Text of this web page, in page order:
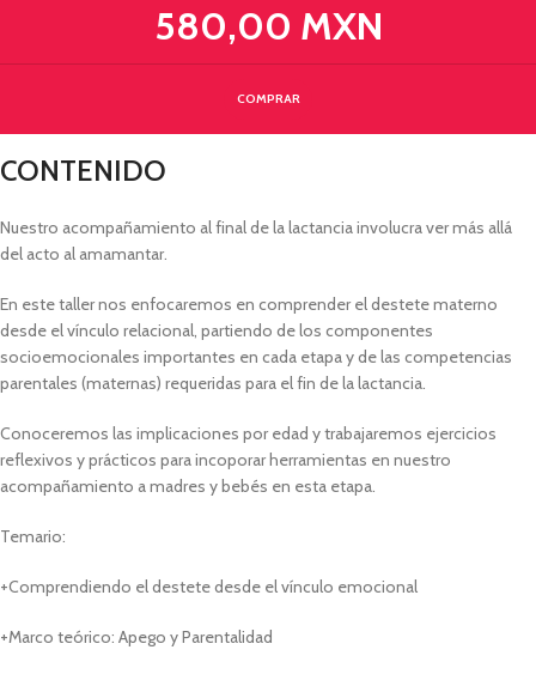
580,00 MXN
COMPRAR
CONTENIDO
Nuestro acompañamiento al final de la lactancia involucra ver más allá
del acto al amamantar.
En este taller nos enfocaremos en comprender el destete materno
desde el vínculo relacional, partiendo de los componentes
socioemocionales importantes en cada etapa y de las competencias
parentales (maternas) requeridas para el fin de la lactancia.
Conoceremos las implicaciones por edad y trabajaremos ejercicios
reflexivos y prácticos para incoporar herramientas en nuestro
acompañamiento a madres y bebés en esta etapa.
Temario:
+Comprendiendo el destete desde el vínculo emocional
+Marco teórico: Apego y Parentalidad